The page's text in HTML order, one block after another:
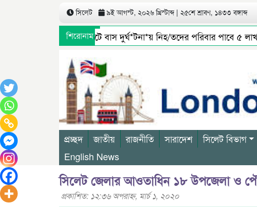
সিলেট ৯ই আগস্ট, ২০২৬ খ্রিস্টাব্দ | ২৫শে শ্রাবণ, ১৪৩৩ বঙ্গাব্দ
শিরোনাম
সিলেটে বাস দুর্ঘ*টনা*য় নিহ/তদের পরিবার পাবে ৫ লাখ,
জৈন্তাপুর সারী ৩ বালু মহালে অবৈধ ভাবে বালু উত্তোলনের
প্রচ্ছদ জাতীয় রাজনীতি সারাদেশ সিলেট বিভাগ
English News
সিলেট জেলার আওতাধিন ১৮ উপজেলা ও
প্রকাশিত: ১২:৩৬ অপরাহ্ণ, মার্চ ১, ২০২০